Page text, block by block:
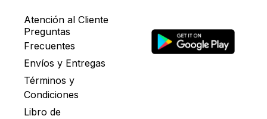
Atención al Cliente
Preguntas
Frecuentes
Envíos y Entregas
Términos y
Condiciones
Libro de